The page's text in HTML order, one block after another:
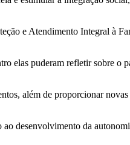
e Atendimento Integral à
elas puderam refletir sobre o
além de proporcionar
desenvolvimento da